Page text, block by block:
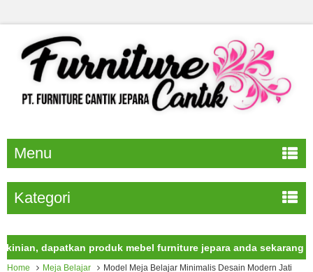
Menu
Kategori
produk mebel furniture jepara anda sekarang juga.
Home Meja Belajar Model Meja Belajar Minimalis Desain Modern Jati